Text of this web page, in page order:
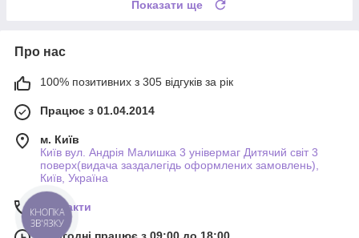
Показати ще
Про нас
100% позитивних з 305 відгуків за рік
Працює з 01.04.2014
м. Київ
Київ вул. Андрія Малишка 3 універмаг Дитячий світ 3
поверх(видача заздалегідь оформлених замовлень),
Київ, Україна
Контакти
КНОПКА
ЗВ'ЯЗКУ